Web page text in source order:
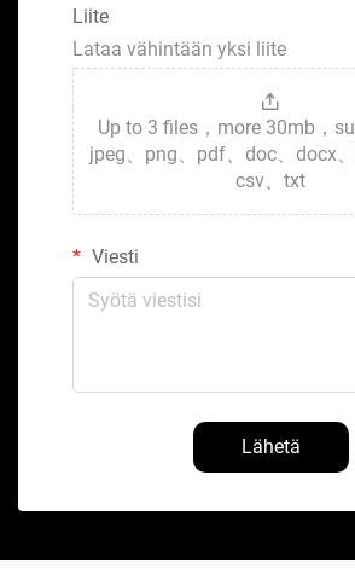
Liite
Lataa vähintään yksi liite
Up to 3 files，more 30mb，
jpeg、png、pdf、doc、docx、
csv、txt
Viesti
Lähetä